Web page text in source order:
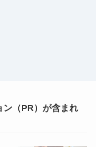
（PR）が含まれ